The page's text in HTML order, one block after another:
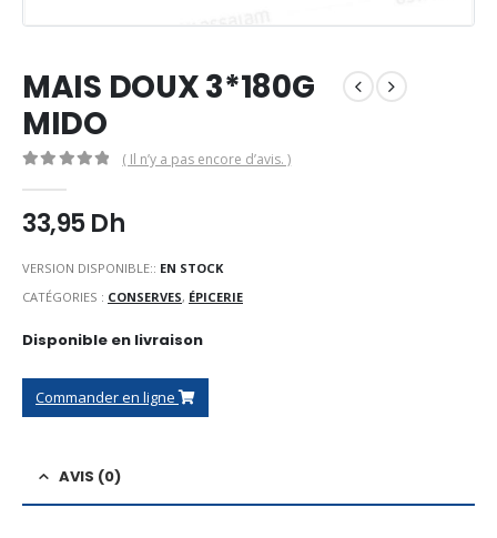
MAIS DOUX 3*180G
MIDO
( Il n’y a pas encore d’avis. )
33,95Dh
VERSION DISPONIBLE:: EN STOCK
CATÉGORIES : CONSERVES, ÉPICERIE
Disponible en livraison
Commander en ligne
AVIS (0)